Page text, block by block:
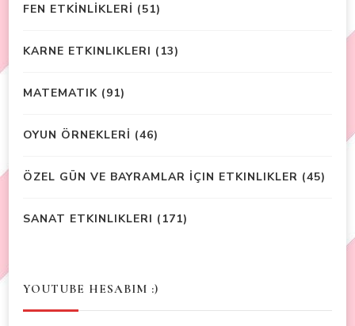
FEN ETKİNLİKLERİ (51)
KARNE ETKINLIKLERI (13)
MATEMATIK (91)
OYUN ÖRNEKLERİ (46)
ÖZEL GÜN VE BAYRAMLAR İÇIN ETKINLIKLER (45)
SANAT ETKINLIKLERI (171)
YOUTUBE HESABIM :)